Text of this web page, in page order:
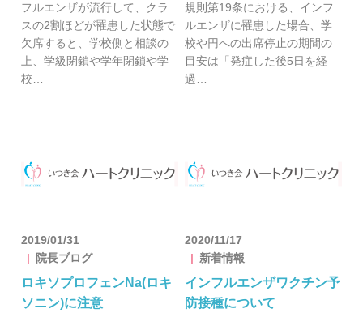
フルエンザが流行して、クラ
スの2割ほどが罹患した状態で
欠席すると、学校側と相談の
上、学級閉鎖や学年閉鎖や学
校…
規則第19条における、インフ
ルエンザに罹患した場合、学
校や円への出席停止の期間の
目安は「発症した後5日を経
過…
2019/01/31
院長ブログ
ロキソプロフェンNa(ロキ
ソニン)に注意
2020/11/17
新着情報
インフルエンザワクチン予
防接種について